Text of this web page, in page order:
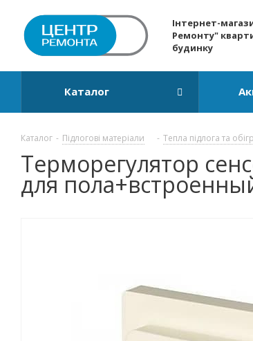
Інтернет-
Ремонту"
будинку
Каталог
Каталог - Підлогові матеріали - Тепла підлога та
Терморегулятор
для